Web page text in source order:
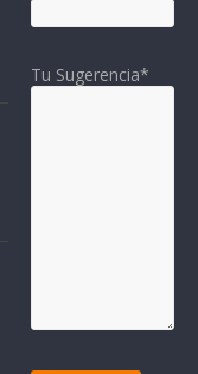
Tu Sugerencia*